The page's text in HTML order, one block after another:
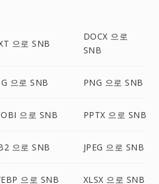
으로 SNB
DOCX 으로
SNB
으로 SNB PNG 으로 SNB
으로 SNB PPTX 으로 SNB
으로 SNB JPEG 으로 SNB
으로 SNB XLSX 으로 SNB